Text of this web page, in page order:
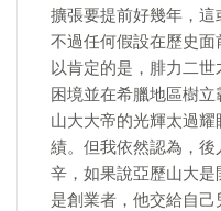
擴張要提前好幾年，這
不過任何假設在歷史
以肯定的是，腓力二
困境並在希臘地區樹
山大大帝的光輝太過
績。但我依然認為，
辛，如果說亞歷山大
是創業者，他交給自